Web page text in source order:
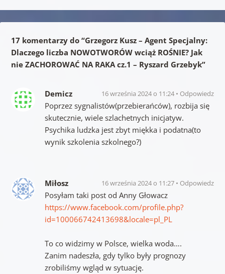
17 komentarzy do “Grzegorz Kusz – Agent Specjalny:
Dlaczego liczba NOWOTWORÓW wciąż ROŚNIE? Jak
nie ZACHOROWAĆ NA RAKA cz.1 – Ryszard Grzebyk”
Demicz 16 września 2024 o 11:24 Odpowiedz
Poprzez sygnalistów(przebierańców), rozbija się
skutecznie, wiele szlachetnych inicjatyw.
Psychika ludzka jest zbyt miękka i podatna(to
wynik szkolenia szkolnego?)
Miłosz 16 września 2024 o 11:27 Odpowiedz
Posyłam taki post od Anny Głowacz
https://www.facebook.com/profile.php?
id=100066742413698&locale=pl_PL
To co widzimy w Polsce, wielka woda….
Zanim nadeszła, gdy tylko były prognozy
zrobiliśmy wgląd w sytuację.